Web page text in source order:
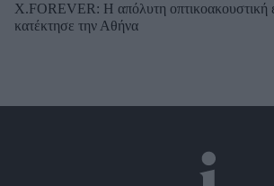
X.FOREVER: Η απόλυτη οπτικοακουστική
κατέκτησε την Αθήνα